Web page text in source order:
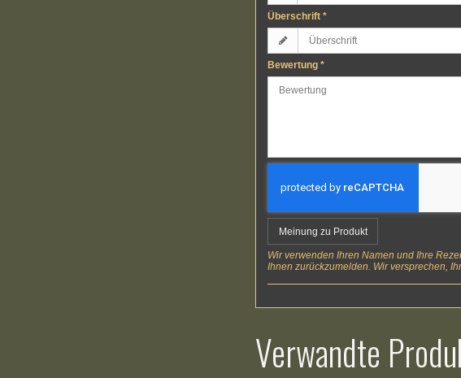
Überschrift*
Bewertung*
Meinung zu Produkt
Wir verwenden Ihren Namen und Ihre
Ihnen zurückzumelden. Wir versprechen,
Verwandte